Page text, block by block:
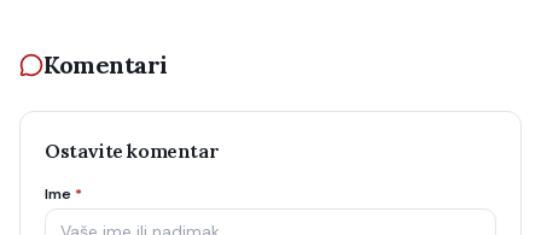
Komentari
Ostavite komentar
Ime *